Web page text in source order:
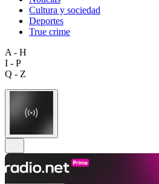
Cultura y sociedad
Deportes
True crime
A - H
I - P
Q - Z